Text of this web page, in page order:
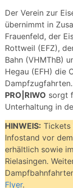
Der Verein zur
übernimmt in
Frauenfeld, der
Rottweil (EFZ),
Bahn (VHMThB)
Hegau (EFH) die
PRO|RIWO sorgt
Unterhaltung in
HINWEIS: Tickets
Infostand vor
erhältlich sowie
Rielasingen.
Flyer.